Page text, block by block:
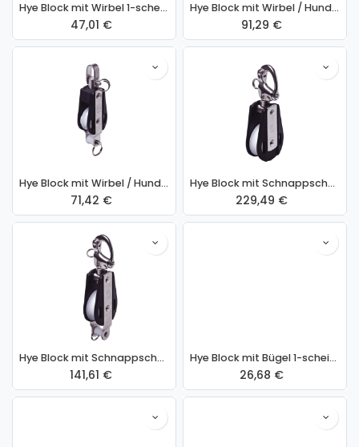
Hye Block mit Wirbel 1-scheibig Tau 13mm Standard
47,01 €
Hye Block mit Wirbel / Hundsfott 1-scheibig Tau 16mm Standard
91,29 €
Hye Block mit Wirbel / Hundsfott 1-scheibig Tau 14mm Standard
71,42 €
Hye Block mit Schnappschäkel 1-scheibig Tau 16mm Standard
229,49 €
Hye Block mit Schnappschäkel / Hundsfott 1-scheibig Tau 13mm Standard
141,61 €
Hye Block mit Bügel 1-scheibig Tau 13mm Standard
26,68 €